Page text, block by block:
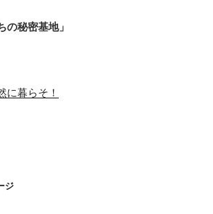
の秘密基地」
に暮らそ！
ジ